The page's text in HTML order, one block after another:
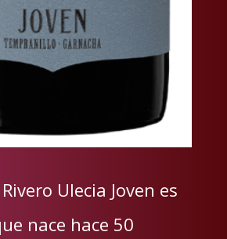
Ulecia Joven es
nace hace 50